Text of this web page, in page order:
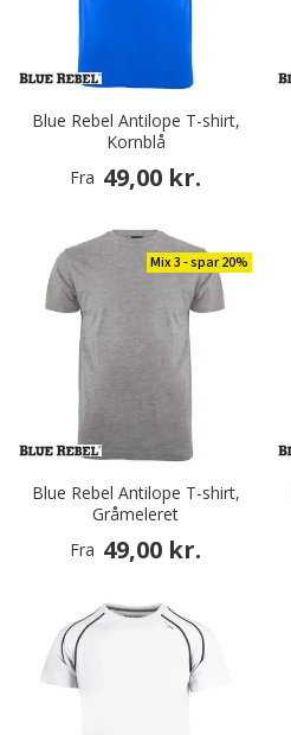
Blue Rebel Antilope T-shirt,
Kornblå
Fra 49,00 kr.
Mix 3 - spar 20%
Blue Rebel Antilope T-shirt,
Gråmeleret
Fra 49,00 kr.